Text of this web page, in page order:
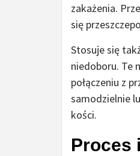
zakażenia.
się
Stosuje się
niedoboru. Te
połączeniu z
samodzielnie
kości.
Proces